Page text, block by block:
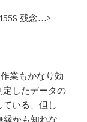
残念…>
業もかなり効
定したデータの
いる、但し
縁かも知れな